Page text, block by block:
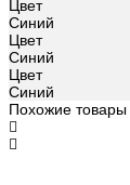
Цвет
Синий
Цвет
Синий
Цвет
Синий
Похожие товары